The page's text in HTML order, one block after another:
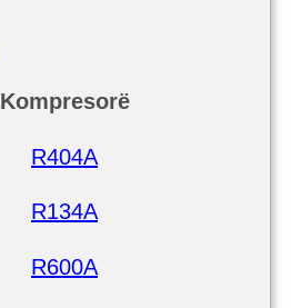
Kompresorë
R404A
R134A
R600A